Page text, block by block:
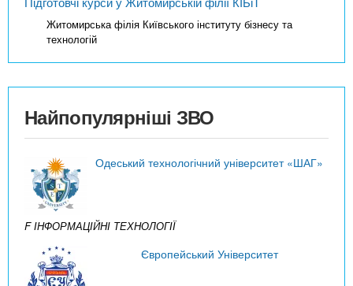
Житомирська філія Київського інституту бізнесу та
технологій
Найпопулярніші ЗВО
Одеський технологічний університет «ШАГ»
F ІНФОРМАЦІЙНІ ТЕХНОЛОГІЇ
Європейський Університет